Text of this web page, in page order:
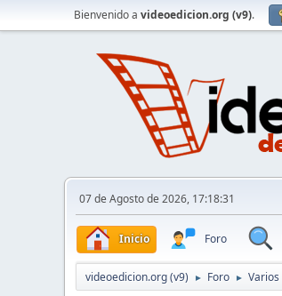
Bienvenido a videoedicion.org (v9).
07 de Agosto de 2026, 17:18:31
Inicio Foro
videoedicion.org (v9) ► Foro ► Varios